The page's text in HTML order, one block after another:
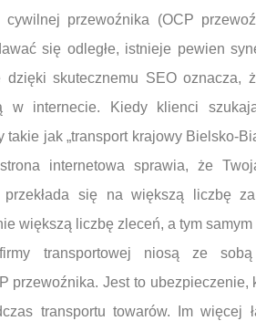
cywilnej przewoźnika (OCP
się odległe, istnieje pewien
dzięki skutecznemu SEO oznacza,
w internecie. Kiedy klienci
jak „transport krajowy Bielsko-
strona internetowa sprawia, że
się na większą liczbę
większą liczbę zleceń, a tym
transportowej niosą ze sobą
przewoźnika. Jest to
transportu towarów. Im